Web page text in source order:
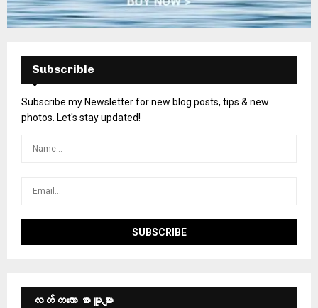
Subscrible
Subscribe my Newsletter for new blog posts, tips & new
photos. Let's stay updated!
လတ်တ‌လော စာမူများ